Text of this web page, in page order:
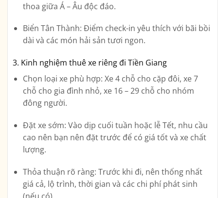
thoa giữa Á – Âu độc đáo.
Biển Tân Thành: Điểm check-in yêu thích với bãi bồi
dài và các món hải sản tươi ngon.
3. Kinh nghiệm thuê xe riêng đi Tiền Giang
Chọn loại xe phù hợp: Xe 4 chỗ cho cặp đôi, xe 7
chỗ cho gia đình nhỏ, xe 16 – 29 chỗ cho nhóm
đông người.
Đặt xe sớm: Vào dịp cuối tuần hoặc lễ Tết, nhu cầu
cao nên bạn nên đặt trước để có giá tốt và xe chất
lượng.
Thỏa thuận rõ ràng: Trước khi đi, nên thống nhất
giá cả, lộ trình, thời gian và các chi phí phát sinh